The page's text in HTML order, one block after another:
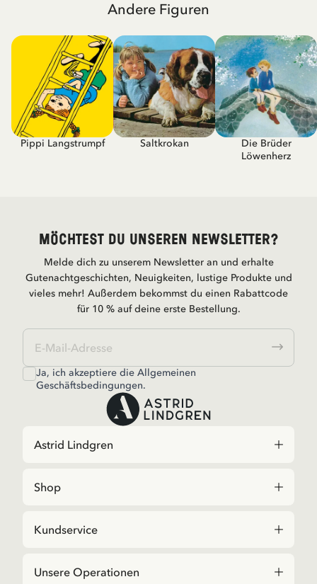
Andere Figuren
Pippi Langstrumpf Saltkrokan
Die Brüder
Löwenherz
Möchtest du unseren Newsletter?
Melde dich zu unserem Newsletter an und erhalte
Gutenachtgeschichten, Neuigkeiten, lustige Produkte und
vieles mehr! Außerdem bekommst du einen Rabattcode
für 10 % auf deine erste Bestellung.
Ja, ich akzeptiere dieAllgemeinen
Geschäftsbedingungen.
Astrid Lindgren
Shop
Kundservice
Unsere Operationen